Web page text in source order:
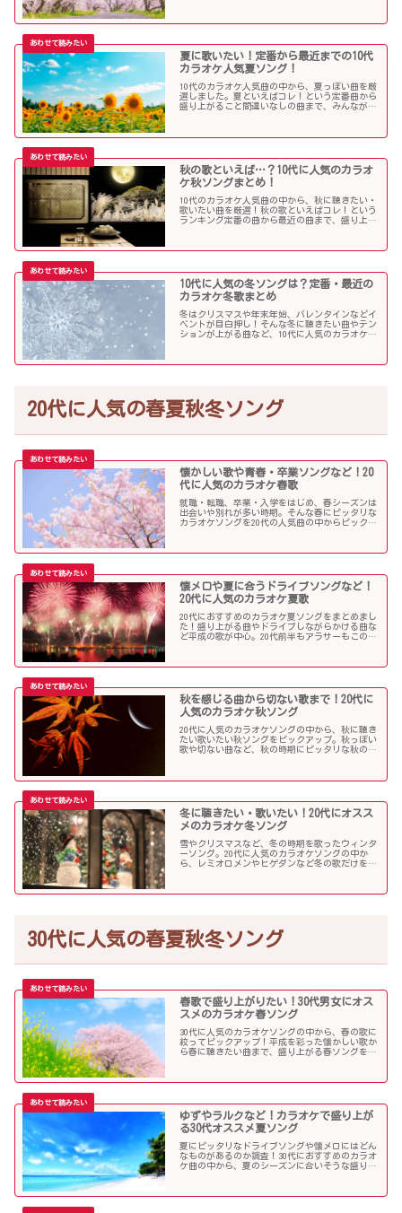
夏に歌いたい！定番から最近までの10代
カラオケ人気夏ソング！
10代のカラオケ人気曲の中から、夏っぽい曲を厳
選しました。夏といえばコレ！という定番曲から
盛り上がること間違いなしの曲まで、みんなが選
秋の歌といえば…？10代に人気のカラオ
ケ秋ソングまとめ！
10代のカラオケ人気曲の中から、秋に聴きたい・
歌いたい曲を厳選！秋の歌といえばコレ！という
ランキング定番の曲から最近の曲まで、盛り上が
10代に人気の冬ソングは？定番・最近の
カラオケ冬歌まとめ
冬はクリスマスや年末年始、バレンタインなどイ
ベントが目白押し！そんな冬に聴きたい曲やテン
ションが上がる曲など、10代に人気のカラオケソ
20代に人気の春夏秋冬ソング
懐かしい歌や青春・卒業ソングなど！20
代に人気のカラオケ春歌
就職・転職、卒業・入学をはじめ、春シーズンは
出会いや別れが多い時期。そんな春にピッタリな
カラオケソングを20代の人気曲の中からピックア
懐メロや夏に合うドライブソングなど！
20代に人気のカラオケ夏歌
20代におすすめのカラオケ夏ソングをまとめまし
た！盛り上がる曲やドライブしながらかける曲な
ど平成の歌が中心。20代前半もアラサーもこの曲
秋を感じる曲から切ない歌まで！20代に
人気のカラオケ秋ソング
20代に人気のカラオケソングの中から、秋に聴き
たい歌いたい秋ソングをピックアップ。秋っぽい
歌や切ない曲など、秋の時期にピッタリな秋の歌
冬に聴きたい・歌いたい！20代にオスス
メのカラオケ冬ソング
雪やクリスマスなど、冬の時期を歌ったウィンタ
ーソング。20代に人気のカラオケソングの中か
ら、レミオロメンやヒゲダンなど冬の歌だけを個
30代に人気の春夏秋冬ソング
春歌で盛り上がりたい！30代男女にオス
スメのカラオケ春ソング
30代に人気のカラオケソングの中から、春の歌に
絞ってピックアップ！平成を彩った懐かしい歌か
ら春に聴きたい曲まで、盛り上がる春ソングを集
ゆずやラルクなど！カラオケで盛り上が
る30代オススメ夏ソング
夏にピッタリなドライブソングや懐メロにはどん
なものがあるのか調査！30代におすすめのカラオ
ケ曲の中から、夏のシーズンに合いそうな盛り上